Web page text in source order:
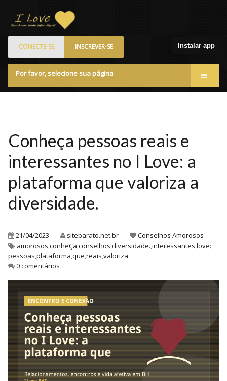
CONECTE-SE INSCREVER-SE
Por favor, selecione sua página
Programa de Patrocinados
Marketplace
Blog
Conheça pessoas reais e
interessantes no I Love: a
plataforma que valoriza a
diversidade.
21/04/2023 sitebarato.net.br
Conselhos Amorosos
amorosos,conheÇa,conselhos,diversidade.,interessantes,love:,
pessoas,plataforma,que,reais,valoriza
0 comentários
Instalar app